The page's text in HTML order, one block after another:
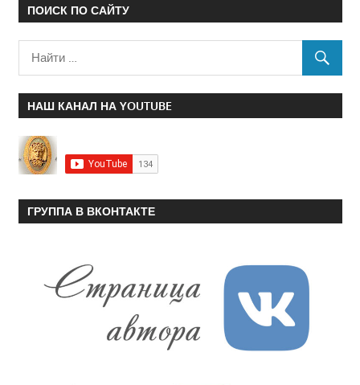
ПОИСК ПО САЙТУ
НАШ КАНАЛ НА YOUTUBE
ГРУППА В ВКОНТАКТЕ